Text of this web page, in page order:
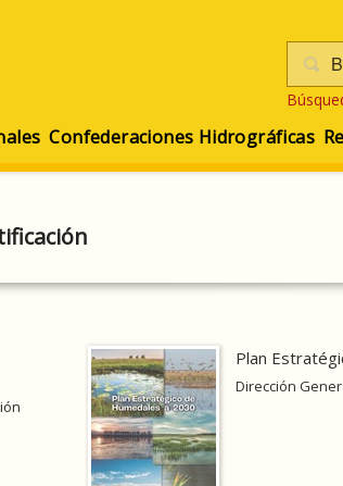
Confederaciones Hidrográficas
Plan
Dirección